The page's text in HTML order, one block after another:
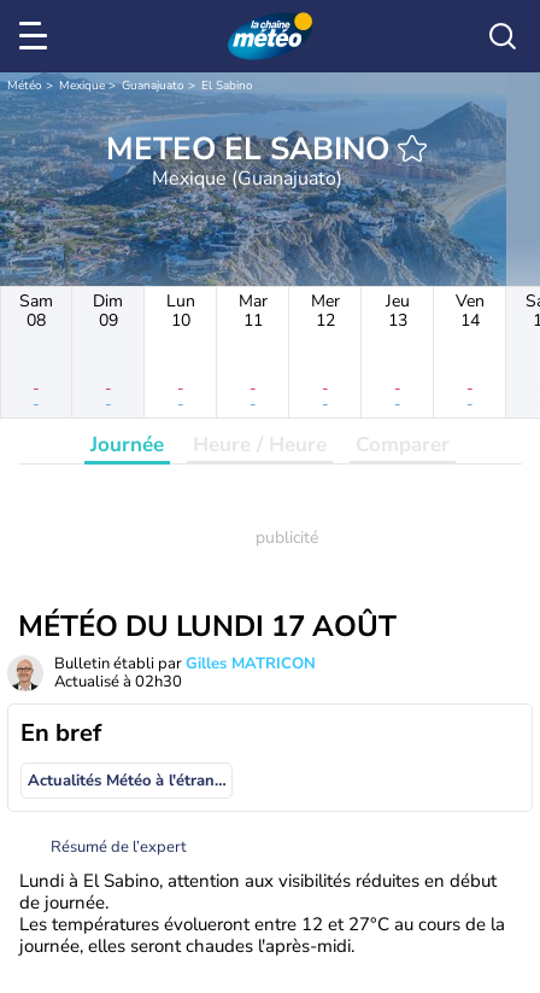
Météo Mexique Guanajuato El Sabino
METEO EL SABINO
Mexique (Guanajuato)
Sam
08
-
-
Dim
09
-
-
Lun
10
-
-
Mar
11
-
-
Mer
12
-
-
Jeu
13
-
-
Ven
14
-
-
Journée Heure / Heure Comparer
MÉTÉO DU LUNDI 17 AOÛT
Bulletin établi parGilles MATRICON
Actualisé à 02h30
En bref
Actualités Météo à l'étranger
Résumé de l’expert
Lundi à El Sabino, attention aux visibilités réduites en début
de journée.
Les températures évolueront entre 12 et 27°C au cours de la
journée, elles seront chaudes l'après-midi.